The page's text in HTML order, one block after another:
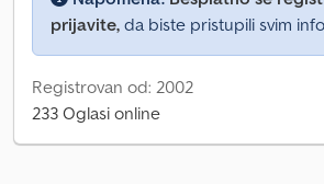
prijavite, da biste pristupili svim
Registrovan od: 2002
233 Oglasi online